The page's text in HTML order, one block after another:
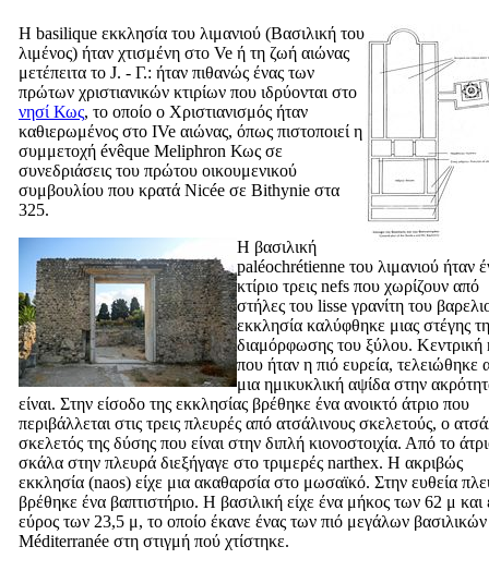
Η basilique εκκλησία του λιμανιού (Βασιλική του
λιμένος) ήταν χτισμένη στο Ve ή τη ζωή αιώνας
μετέπειτα το J. - Γ.: ήταν πιθανώς ένας των
πρώτων χριστιανικών κτιρίων που ιδρύονται στο
νησί Κως, το οποίο ο Χριστιανισμός ήταν
καθιερωμένος στο IVe αιώνας, όπως πιστοποιεί η
συμμετοχή évêque Meliphron Κως σε
συνεδριάσεις του πρώτου οικουμενικού
συμβουλίου που κρατά Nicée σε Bithynie στα
325.
Η βασιλική
paléochrétienne του λιμανιού ήταν
κτίριο τρεις nefs που χωρίζουν από
στήλες του lisse γρανίτη του
εκκλησία καλύφθηκε μιας στέγης
διαμόρφωσης του ξύλου. Κεντρική
που ήταν η πιό ευρεία, τελειώθηκε
μια ημικυκλική αψίδα στην
είναι. Στην είσοδο της εκκλησίας βρέθηκε ένα ανοικτό άτριο που
περιβάλλεται στις τρεις πλευρές από ατσάλινους σκελετούς, ο
σκελετός της δύσης που είναι στην διπλή κιονοστοιχία. Από το
σκάλα στην πλευρά διεξήγαγε στο τριμερές narthex. Η ακριβώς
εκκλησία (naos) είχε μια ακαθαρσία στο μωσαϊκό. Στην ευθεία
βρέθηκε ένα βαπτιστήριο. Η βασιλική είχε ένα μήκος των 62 μ και
εύρος των 23,5 μ, το οποίο έκανε ένας των πιό μεγάλων βασιλικών
Méditerranée στη στιγμή πού χτίστηκε.